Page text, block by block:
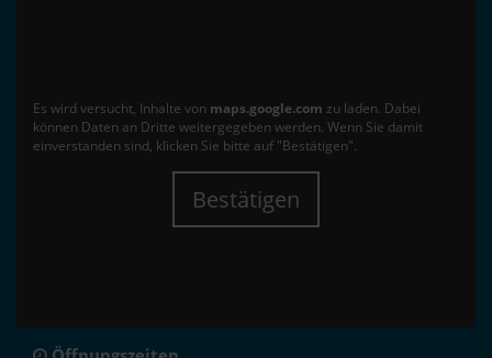
Es wird versucht, Inhalte von maps.google.com zu laden. Dabei
können Daten an Dritte weitergegeben werden. Wenn Sie damit
einverstanden sind, klicken Sie bitte auf "Bestätigen".
Bestätigen